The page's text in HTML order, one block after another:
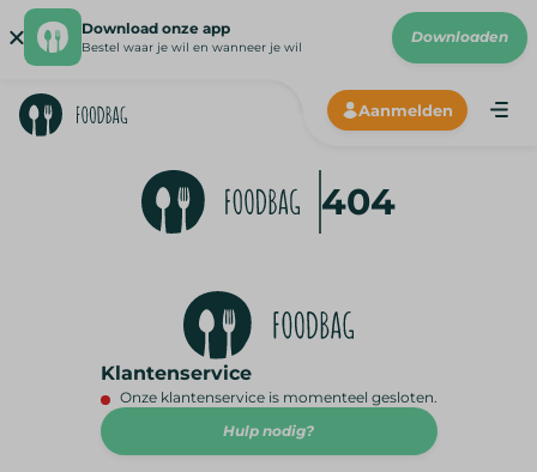
Aanmelden
Download onze app
Bestel waar je wil en wanneer je wil
Downloaden
404
Klantenservice
Onze klantenservice is momenteel gesloten.
Hulp nodig?